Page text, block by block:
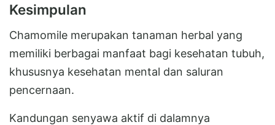
Kesimpulan
Chamomile merupakan tanaman herbal yang
memiliki berbagai manfaat bagi kesehatan tubuh,
khususnya kesehatan mental dan saluran
pencernaan.
Kandungan senyawa aktif di dalamnya